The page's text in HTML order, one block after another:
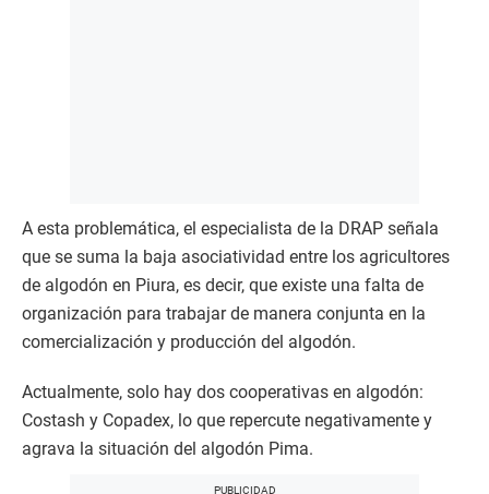
A esta problemática, el especialista de la DRAP señala
que se suma la baja asociatividad entre los agricultores
de algodón en Piura, es decir, que existe una falta de
organización para trabajar de manera conjunta en la
comercialización y producción del algodón.
Actualmente, solo hay dos cooperativas en algodón:
Costash y Copadex, lo que repercute negativamente y
agrava la situación del algodón Pima.